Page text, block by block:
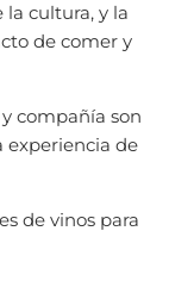
cultura, y la
de comer y
compañía son
experiencia de
de vinos para